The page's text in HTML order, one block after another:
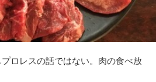
ロレスの話ではない。肉の食べ放